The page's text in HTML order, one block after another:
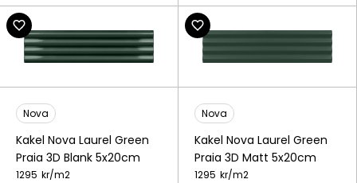
Nova
Kakel Nova Laurel Green
Praia 3D Blank 5x20cm
1295 kr/m2
Nova
Kakel Nova Laurel Green
Praia 3D Matt 5x20cm
1295 kr/m2